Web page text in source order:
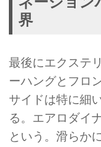
界
最後にエクステ
ーハングとフロ
サイドは特に細
る。エアロダイ
という。滑らか